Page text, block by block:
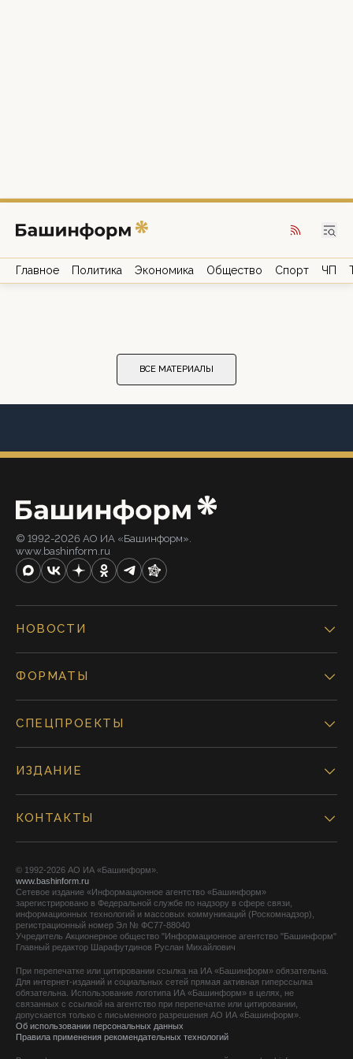
Главное Политика Экономика Общество Спорт ЧП
ВСЕ МАТЕРИАЛЫ
© 1992-2026 АО ИА «Башинформ».
www.bashinform.ru
НОВОСТИ
ФОРМАТЫ
СПЕЦПРОЕКТЫ
ИЗДАНИЕ
КОНТАКТЫ
© 1992-2026 АО ИА «Башинформ».
www.bashinform.ru
Сетевое издание «Информационное агентство «Башинформ»
зарегистрировано в Федеральной службе по надзору в сфере связи,
информационных технологий и массовых коммуникаций (Роскомнадзор),
регистрационный номер Эл № ФС77-88040
Учредитель Акционерное общество "Информационное агентство "Башинформ"
Главный редактор Шарафутдинов Руслан Михайлович
При перепечатке или цитировании ссылка на ИА «Башинформ» обязательна.
Для интернет-изданий и социальных сетей прямая активная гиперссылка
обязательна. Использование логотипа ИА «Башинформ» в целях, не
связанных с ссылкой на агентство при перепечатке или цитировании,
допускается только с письменного разрешения АО ИА «Башинформ».
Об использовании персональных данных
Правила применения рекомендательных технологий